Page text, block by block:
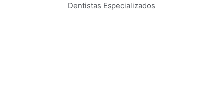
Dentistas Especializados